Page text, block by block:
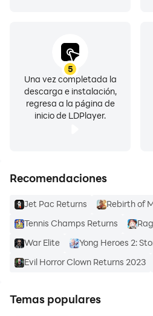
5
Una vez completada la
descarga e instalación,
regresa a la página de
inicio de LDPlayer.
Recomendaciones
Jet Pac Returns
Rebirth of
Tennis Champs Returns
War Elite
Yong Heroes 2:
Evil Horror Clown Returns 2023
Temas populares